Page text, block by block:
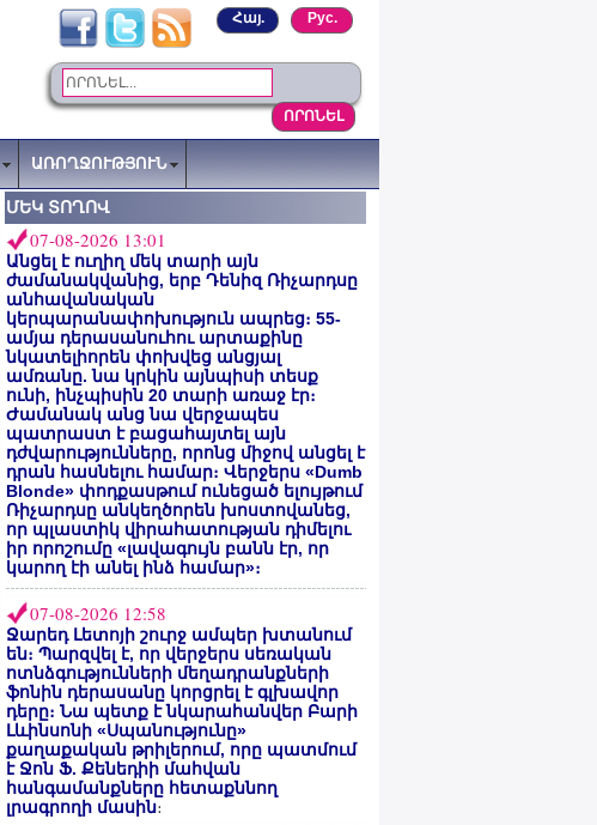
Рус.
Հայ.
ԱՌՈՂՋՈՒԹՅՈՒՆ
ՄԵԿ ՏՈՂՈՎ
07-08-2026 13:01
Անցել է ուղիղ մեկ տարի այն
ժամանակվանից, երբ Դենիզ Ռիչարդսը
անհավանական
կերպարանափոխություն ապրեց։ 55-
ամյա դերասանուհու արտաքինը
նկատելիորեն փոխվեց անցյալ
ամռանը. նա կրկին այնպիսի տեսք
ունի, ինչպիսին 20 տարի առաջ էր։
Ժամանակ անց նա վերջապես
պատրաստ է բացահայտել այն
դժվարությունները, որոնց միջով անցել է
դրան հասնելու համար։ Վերջերս «Dumb
Blonde» փոդքասթում ունեցած ելույթում
Ռիչարդսը անկեղծորեն խոստովանեց,
որ պլաստիկ վիրահատության դիմելու
իր որոշումը «լավագույն բանն էր, որ
կարող էի անել ինձ համար»։
07-08-2026 12:58
Ջարեդ Լետոյի շուրջ ամպեր խտանում
են։ Պարզվել է, որ վերջերս սեռական
ոտնձգությունների մեղադրանքների
ֆոնին դերասանը կորցրել է գլխավոր
դերը։ Նա պետք է նկարահանվեր Բարի
Լևինսոնի «Սպանությունը»
քաղաքական թրիլերում, որը պատմում
է Ջոն Ֆ. Քենեդիի մահվան
հանգամանքները հետաքննող
լրագրողի մասին։